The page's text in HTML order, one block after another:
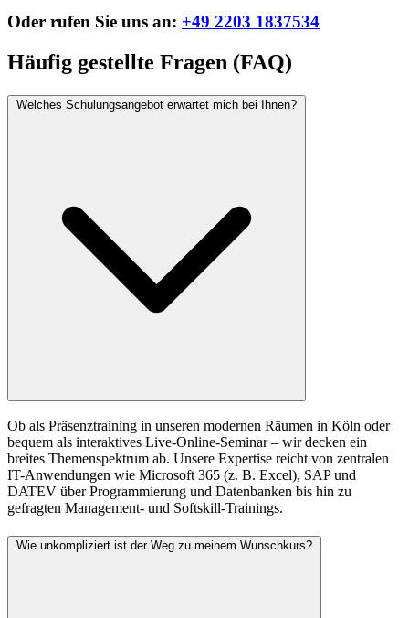
Oder rufen Sie uns an: +49 2203 1837534
Häufig gestellte Fragen (FAQ)
Welches Schulungsangebot erwartet mich bei Ihnen?
Ob als Präsenztraining in unseren modernen Räumen in Köln oder
bequem als interaktives Live-Online-Seminar – wir decken ein
breites Themenspektrum ab. Unsere Expertise reicht von zentralen
IT-Anwendungen wie Microsoft 365 (z. B. Excel), SAP und
DATEV über Programmierung und Datenbanken bis hin zu
gefragten Management- und Softskill-Trainings.
Wie unkompliziert ist der Weg zu meinem Wunschkurs?